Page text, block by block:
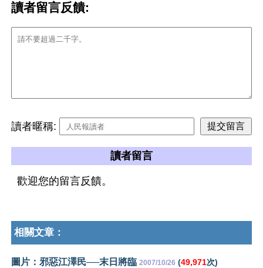
讀者留言反饋:
讀者暱稱:
讀者留言
歡迎您的留言反饋。
相關文章：
圖片：邪惡江澤民──末日將臨 2007/10/26 (49,971次)